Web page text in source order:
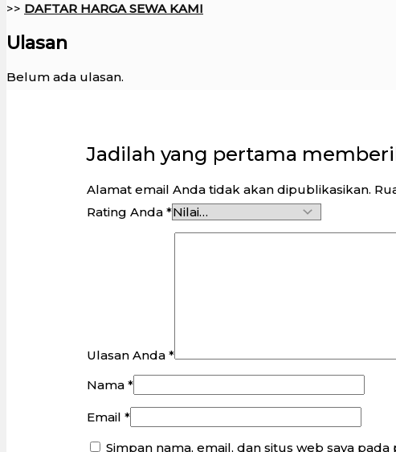
>> DAFTAR HARGA SEWA KAMI
Ulasan
Belum ada ulasan.
Jadilah yang pertama
Alamat email Anda tidak akan dipublikasikan.
Rating Anda*
Ulasan Anda*
Nama*
Email*
Simpan nama, email, dan situs web saya